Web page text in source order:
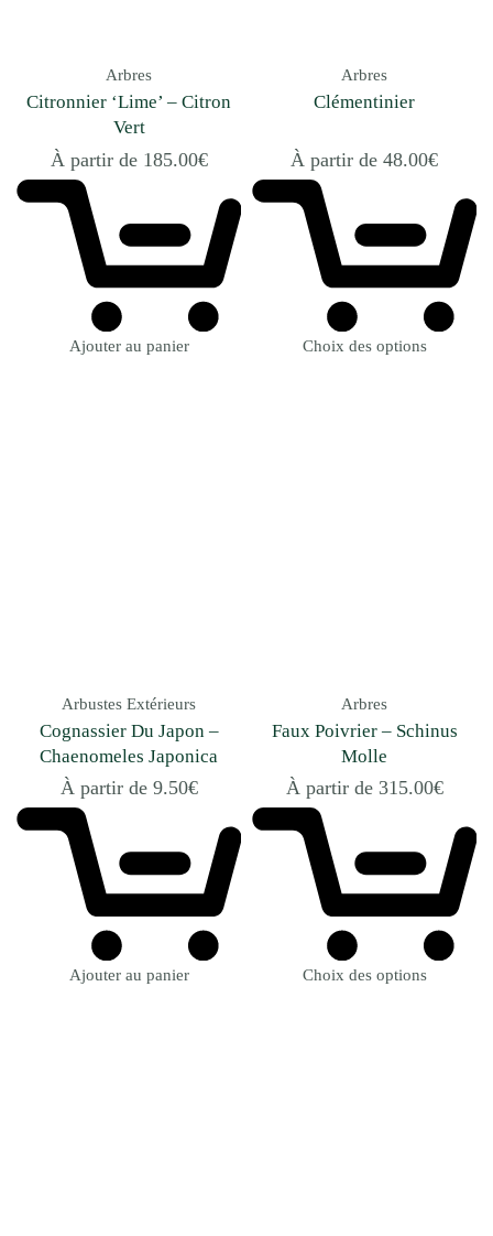
Arbres
Citronnier ‘Lime’ – Citron
Vert
À partir de 185.00€
Ajouter au panier
Arbres
Clémentinier
À partir de 48.00€
Choix des options
Arbustes Extérieurs
Cognassier Du Japon –
Chaenomeles Japonica
À partir de 9.50€
Ajouter au panier
Arbres
Faux Poivrier – Schinus
Molle
À partir de 315.00€
Choix des options